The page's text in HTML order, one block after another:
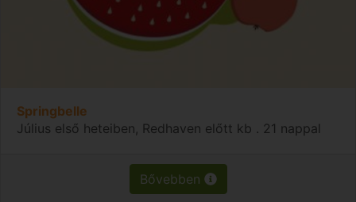
Springbelle
Július első heteiben, Redhaven előtt kb . 21 nappal
Bővebben